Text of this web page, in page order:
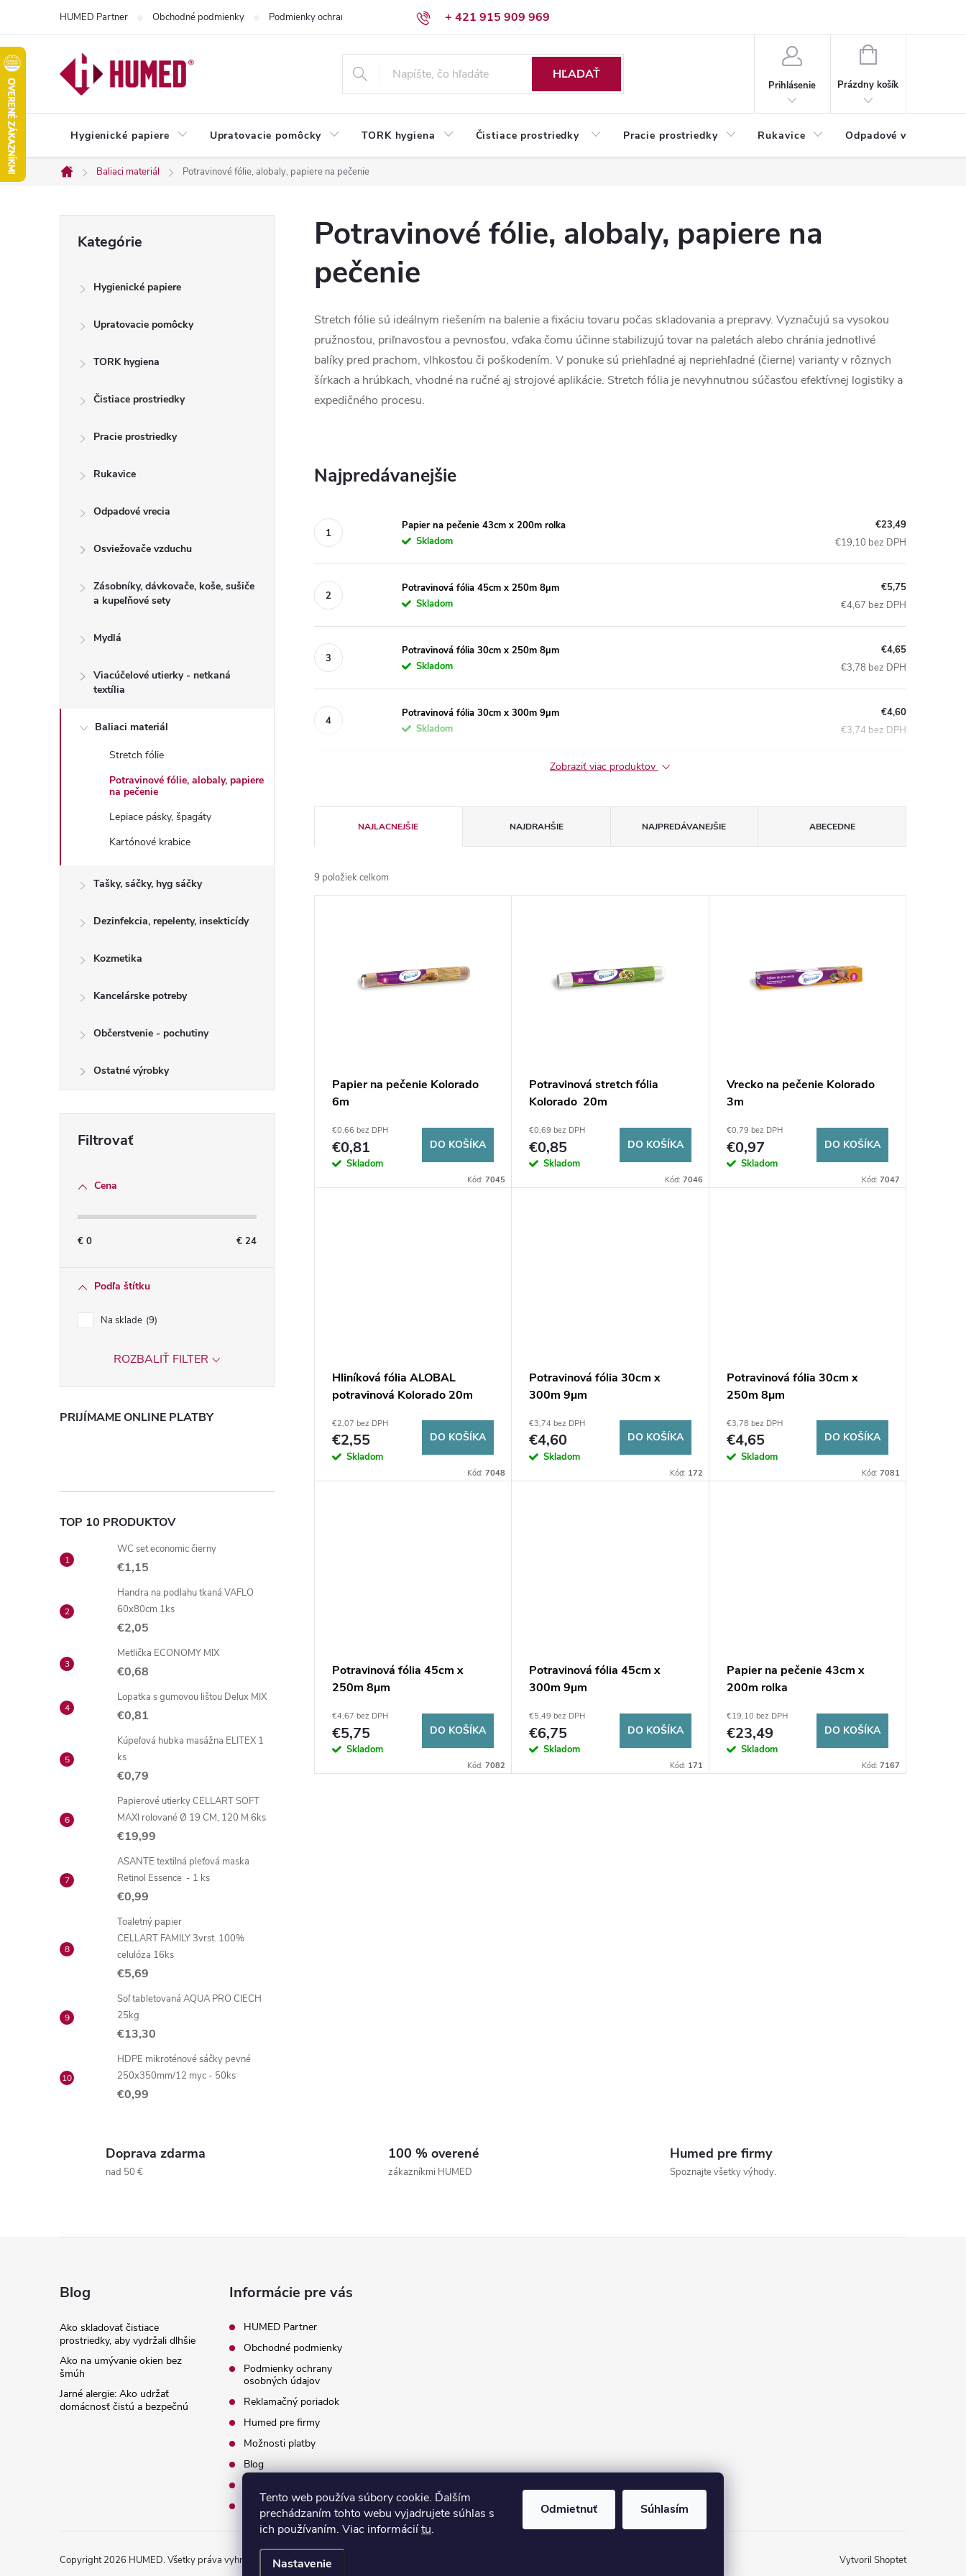
Tento web používa súbory cookie. Ďalším
prechádzaním tohto webu vyjadrujete súhlas s
ich používaním. Viac informáciítu.
Nastavenie
Odmietnuť Súhlasím
obsah
+ 421 915 909 969
HUMED Partner Obchodné podmienky Podmienky ochrany osobných údajov Reklamačný poriadok
HĽADAŤ
Prihlásenie
NÁKUPNÝ
Prázdny košík
Hygienické papiere Upratovacie pomôcky TORK hygiena Čistiace prostriedky Pracie prostriedky Rukavice Odpadové vrecia
Domov
Baliaci materiál Potravinové fólie, alobaly, papiere na pečenie
kategórie
Kategórie
Hygienické papiere
Upratovacie pomôcky
TORK hygiena
Čistiace prostriedky
Pracie prostriedky
Rukavice
Odpadové vrecia
Osviežovače vzduchu
Zásobníky, dávkovače, koše, sušiče
a kupeľňové sety
Mydlá
Viacúčelové utierky - netkaná
textília
Baliaci materiál
Stretch fólie
Potravinové fólie, alobaly, papiere
na pečenie
Lepiace pásky, špagáty
Kartónové krabice
Tašky, sáčky, hyg sáčky
Dezinfekcia, repelenty, insekticídy
Kozmetika
Kancelárske potreby
Občerstvenie - pochutiny
Ostatné výrobky
Cena
€ 0 € 24
Podľa štítku
Na sklade 9
ROZBALIŤ FILTER
PRIJÍMAME ONLINE PLATBY
TOP 10 PRODUKTOV
WC set economic čierny
€1,15
Handra na podlahu tkaná VAFLO
60x80cm 1ks
€2,05
Metlička ECONOMY MIX
€0,68
Lopatka s gumovou lištou Delux MIX
€0,81
Kúpeľová hubka masážna ELITEX 1
ks
€0,79
Papierové utierky CELLART SOFT
MAXI rolované Ø 19 CM, 120 M 6ks
€19,99
ASANTE textilná pleťová maska
Retinol Essence - 1 ks
€0,99
Toaletný papier
CELLART FAMILY 3vrst. 100%
celulóza 16ks
€5,69
Soľ tabletovaná AQUA PRO CIECH
25kg
€13,30
HDPE mikroténové sáčky pevné
250x350mm/12 myc - 50ks
€0,99
Potravinové fólie, alobaly, papiere na
pečenie
Stretch fólie sú ideálnym riešením na balenie a fixáciu tovaru počas skladovania a prepravy. Vyznačujú sa vysokou
pružnosťou, priľnavosťou a pevnosťou, vďaka čomu účinne stabilizujú tovar na paletách alebo chránia jednotlivé
balíky pred prachom, vlhkosťou či poškodením. V ponuke sú priehľadné aj nepriehľadné (čierne) varianty v rôznych
šírkach a hrúbkach, vhodné na ručné aj strojové aplikácie. Stretch fólia je nevyhnutnou súčasťou efektívnej logistiky a
expedičného procesu.
Najpredávanejšie
Papier na pečenie 43cm x 200m rolka
Skladom
€23,49
€19,10 bez DPH
Potravinová fólia 45cm x 250m 8µm
Skladom
€5,75
€4,67 bez DPH
Potravinová fólia 30cm x 250m 8µm
Skladom
€4,65
€3,78 bez DPH
Potravinová fólia 30cm x 300m 9µm
Skladom
€4,60
€3,74 bez DPH
Zobraziť viac produktov
a
d
d
NAJLACNEJŠIE NAJDRAHŠIE NAJPREDÁVANEJŠIE ABECEDNE
9 položiek celkom
d
Papier na pečenie Kolorado
6m
€0,66 bez DPH
€0,81
Skladom
DO KOŠÍKA
Kód:7045
Potravinová stretch fólia
Kolorado 20m
€0,69 bez DPH
€0,85
Skladom
DO KOŠÍKA
Kód: 7046
Vrecko na pečenie Kolorado
3m
€0,79 bez DPH
€0,97
Skladom
DO KOŠÍKA
Kód: 7047
Hliníková fólia ALOBAL
potravinová Kolorado 20m
€2,07 bez DPH
€2,55
Skladom
DO KOŠÍKA
Kód:7048
Potravinová fólia 30cm x
300m 9µm
€3,74 bez DPH
€4,60
Skladom
DO KOŠÍKA
Kód: 172
Potravinová fólia 30cm x
250m 8µm
€3,78 bez DPH
€4,65
Skladom
DO KOŠÍKA
Kód: 7081
Potravinová fólia 45cm x
250m 8µm
€4,67 bez DPH
€5,75
Skladom
DO KOŠÍKA
Kód:7082
Potravinová fólia 45cm x
300m 9µm
€5,49 bez DPH
€6,75
Skladom
DO KOŠÍKA
Kód: 171
Papier na pečenie 43cm x
200m rolka
€19,10 bez DPH
€23,49
Skladom
DO KOŠÍKA
Kód: 7167
v
p
s
u
Doprava zdarma
nad 50 €
100 % overené
zákazníkmi HUMED
Humed pre firmy
Spoznajte všetky výhody.
Blog
Ako skladovať čistiace
prostriedky, aby vydržali dlhšie
Ako na umývanie okien bez
šmúh
Jarné alergie: Ako udržať
domácnosť čistú a bezpečnú
Informácie pre vás
HUMED Partner
Obchodné podmienky
Podmienky ochrany
osobných údajov
Reklamačný poriadok
Humed pre firmy
Možnosti platby
Blog
Kontakty
Vytvoril Shoptet
Copyright 2026 HUMED. Všetky práva vyhradené.